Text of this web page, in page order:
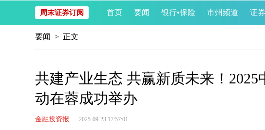
周末证券订阅 首页 要闻 银行•保险 市州频道 证
要闻 > 正文
共建产业生态 共赢新质未来！
动在蓉成功举办
金融投资报 2025-09-23 17:57:01